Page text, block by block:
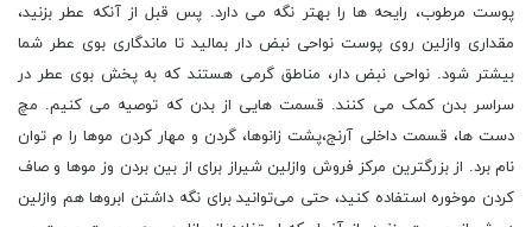
پوست مرطوب، رایحه‌ ها را بهتر نگه می دارد. پس قبل از آنکه عطر بزنید،
مقداری وازلین روی پوست نواحی نبض دار بمالید تا ماندگاری بوی عطر شما
بیشتر شود. نواحی نبض دار، مناطق گرمی هستند که به پخش بوی عطر در
سراسر بدن کمک می ‌کنند. قسمت ‌هایی از بدن که توصیه می‌ کنیم. مچ
دست‌ ها، قسمت داخلی آرنج،پشت زانوها، گردن و مهار کردن موها را م توان
نام برد. از بزرگترین مرکز فروش وازلین شیراز برای از بین بردن وز موها و صاف
کردن موخوره استفاده کنید، حتی می‌توانید برای نگه داشتن ابروها هم وازلین